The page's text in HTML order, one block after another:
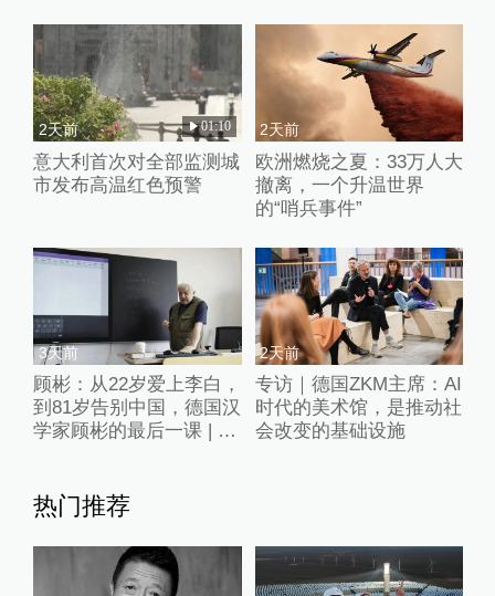
2天前 01:10
意大利首次对全部监测城
市发布高温红色预警
2天前
欧洲燃烧之夏：33万人大
撤离，一个升温世界
的“哨兵事件”
3天前
顾彬：从22岁爱上李白，
到81岁告别中国，德国汉
学家顾彬的最后一课 | 纯
2天前
专访｜德国ZKM主席：AI
时代的美术馆，是推动社
会改变的基础设施
热门推荐